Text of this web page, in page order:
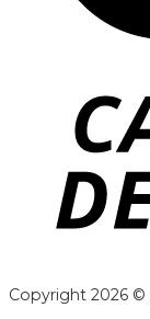
Copyright 2026 ©